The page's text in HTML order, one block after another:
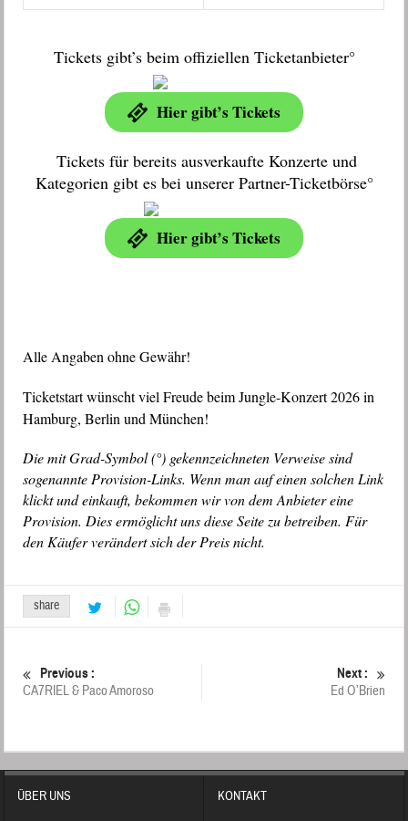
Tickets gibt’s beim offiziellen Ticketanbieter°
Hier gibt’s Tickets
Tickets für bereits ausverkaufte Konzerte und
Kategorien gibt es bei unserer Partner-Ticketbörse°
Hier gibt’s Tickets
Alle Angaben ohne Gewähr!
Ticketstart wünscht viel Freude beim Jungle-Konzert 2026 in
Hamburg, Berlin und München!
Die mit Grad-Symbol (°) gekennzeichneten Verweise sind
sogenannte Provision-Links. Wenn man auf einen solchen Link
klickt und einkauft, bekommen wir von dem Anbieter eine
Provision. Dies ermöglicht uns diese Seite zu betreiben. Für
den Käufer verändert sich der Preis nicht.
share
Previous :
CA7RIEL & Paco Amoroso
Next :
Ed O’Brien
ÜBER UNS KONTAKT